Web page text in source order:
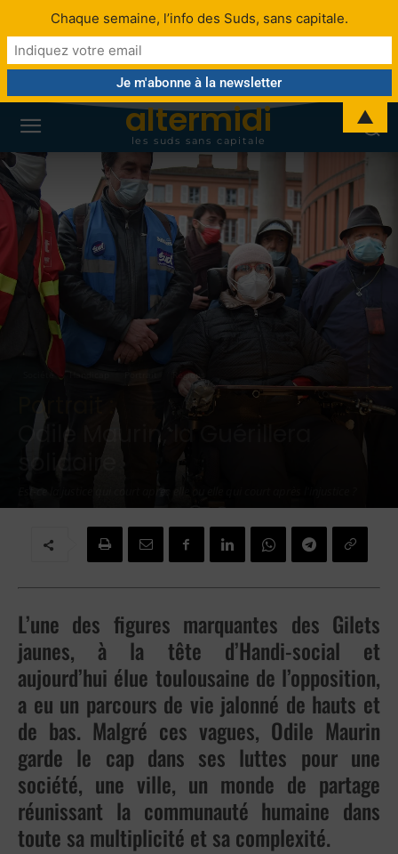
altermidi
les suds sans capitale
Société Régions
Portrait :
Odile Maurin, la Guérillera
solidaire
L’une des figures marquantes des Gilets
jaunes, à la tête d’Handi-social et
aujourd’hui élue toulousaine de l’opposition,
a eu un parcours de vie jalonné de hauts et
de bas. Malgré ces vagues, Odile Maurin
garde le cap dans ses luttes pour une
société, une ville, un monde de partage
réunissant la communauté humaine dans
toute sa multiplicité et sa complexité.
Chaque semaine, l’info des Suds, sans capitale.
▲